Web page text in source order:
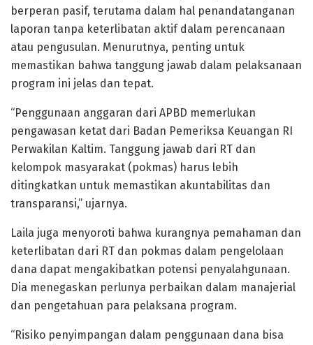
berperan pasif, terutama dalam hal penandatanganan
laporan tanpa keterlibatan aktif dalam perencanaan
atau pengusulan. Menurutnya, penting untuk
memastikan bahwa tanggung jawab dalam pelaksanaan
program ini jelas dan tepat.
“Penggunaan anggaran dari APBD memerlukan
pengawasan ketat dari Badan Pemeriksa Keuangan RI
Perwakilan Kaltim. Tanggung jawab dari RT dan
kelompok masyarakat (pokmas) harus lebih
ditingkatkan untuk memastikan akuntabilitas dan
transparansi,” ujarnya.
Laila juga menyoroti bahwa kurangnya pemahaman dan
keterlibatan dari RT dan pokmas dalam pengelolaan
dana dapat mengakibatkan potensi penyalahgunaan.
Dia menegaskan perlunya perbaikan dalam manajerial
dan pengetahuan para pelaksana program.
“Risiko penyimpangan dalam penggunaan dana bisa